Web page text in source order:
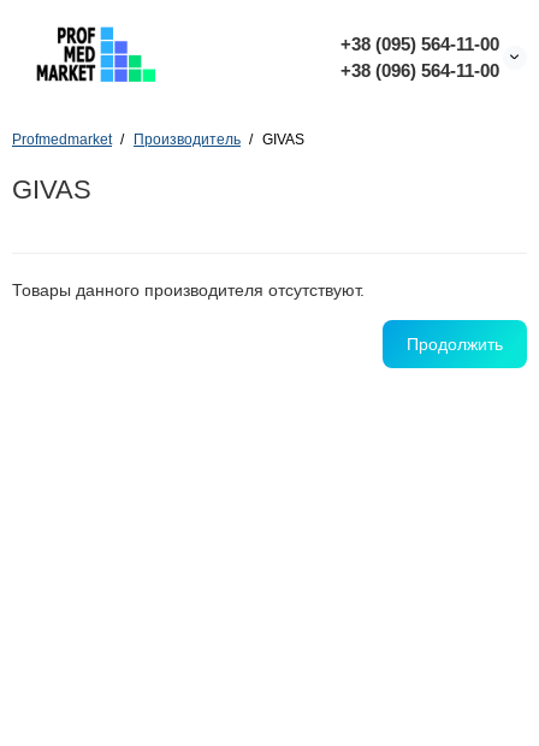
+38 (095) 564-11-00
+38 (096) 564-11-00
Profmedmarket Производитель GIVAS
GIVAS
Товары данного производителя отсутствуют.
Продолжить